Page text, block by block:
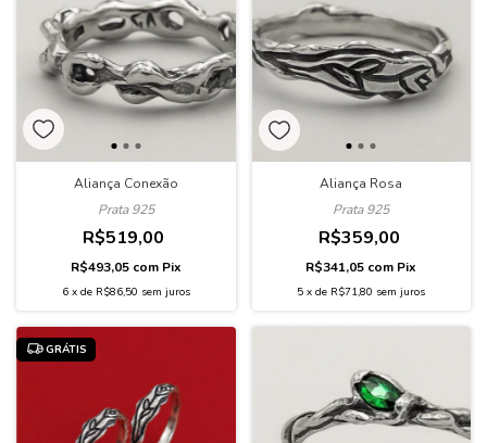
Aliança Conexão
Prata 925
R$519,00
R$493,05 com Pix
6 x de R$86,50 sem juros
Aliança Rosa
Prata 925
R$359,00
R$341,05 com Pix
5 xde R$71,80 sem juros
GRÁTIS